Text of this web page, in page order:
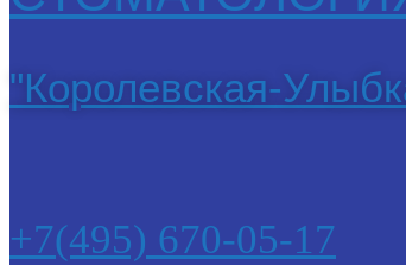
"Королевская-
+7(495) 670-05-17